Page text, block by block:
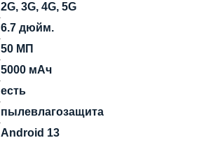
2G, 3G, 4G, 5G
6.7 дюйм.
50 МП
5000 мАч
есть
пылевлагозащита
Android 13